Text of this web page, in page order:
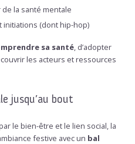
la santé mentale
initiations (dont hip-hop)
sa santé, d’adopter
les acteurs et ressources
jusqu’au bout
le bien-être et le lien social, la
festive avec un bal